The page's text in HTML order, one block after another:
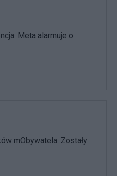
Meta alarmuje o
mObywatela. Zostały